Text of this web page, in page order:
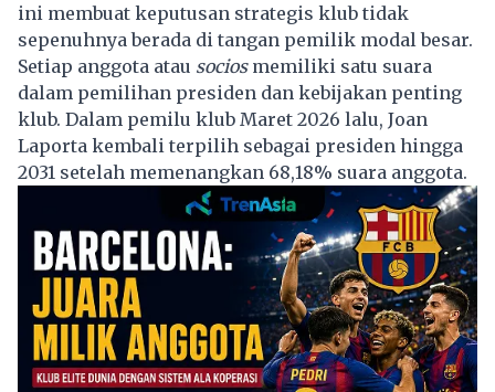
ini membuat keputusan strategis klub tidak
sepenuhnya berada di tangan pemilik modal besar.
Setiap anggota atau sociosmemiliki satu suara
dalam pemilihan presiden dan kebijakan penting
klub. Dalam pemilu klub Maret 2026 lalu, Joan
Laporta kembali terpilih sebagai presiden hingga
2031 setelah memenangkan 68,18% suara anggota.